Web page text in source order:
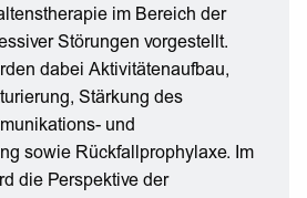
im Bereich der
Störungen vorgestellt.
dabei Aktivitätenaufbau,
Stärkung des
und
sowie Rückfallprophylaxe. Im
die Perspektive der